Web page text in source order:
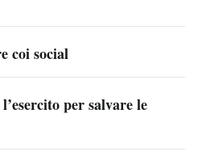
coi social
per salvare le